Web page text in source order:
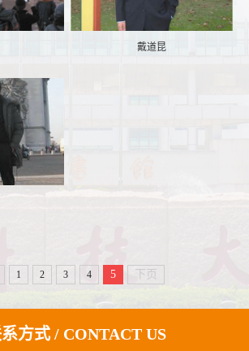
戴道昆
1 2 3 4 5 下页
方式 / CONTACT US